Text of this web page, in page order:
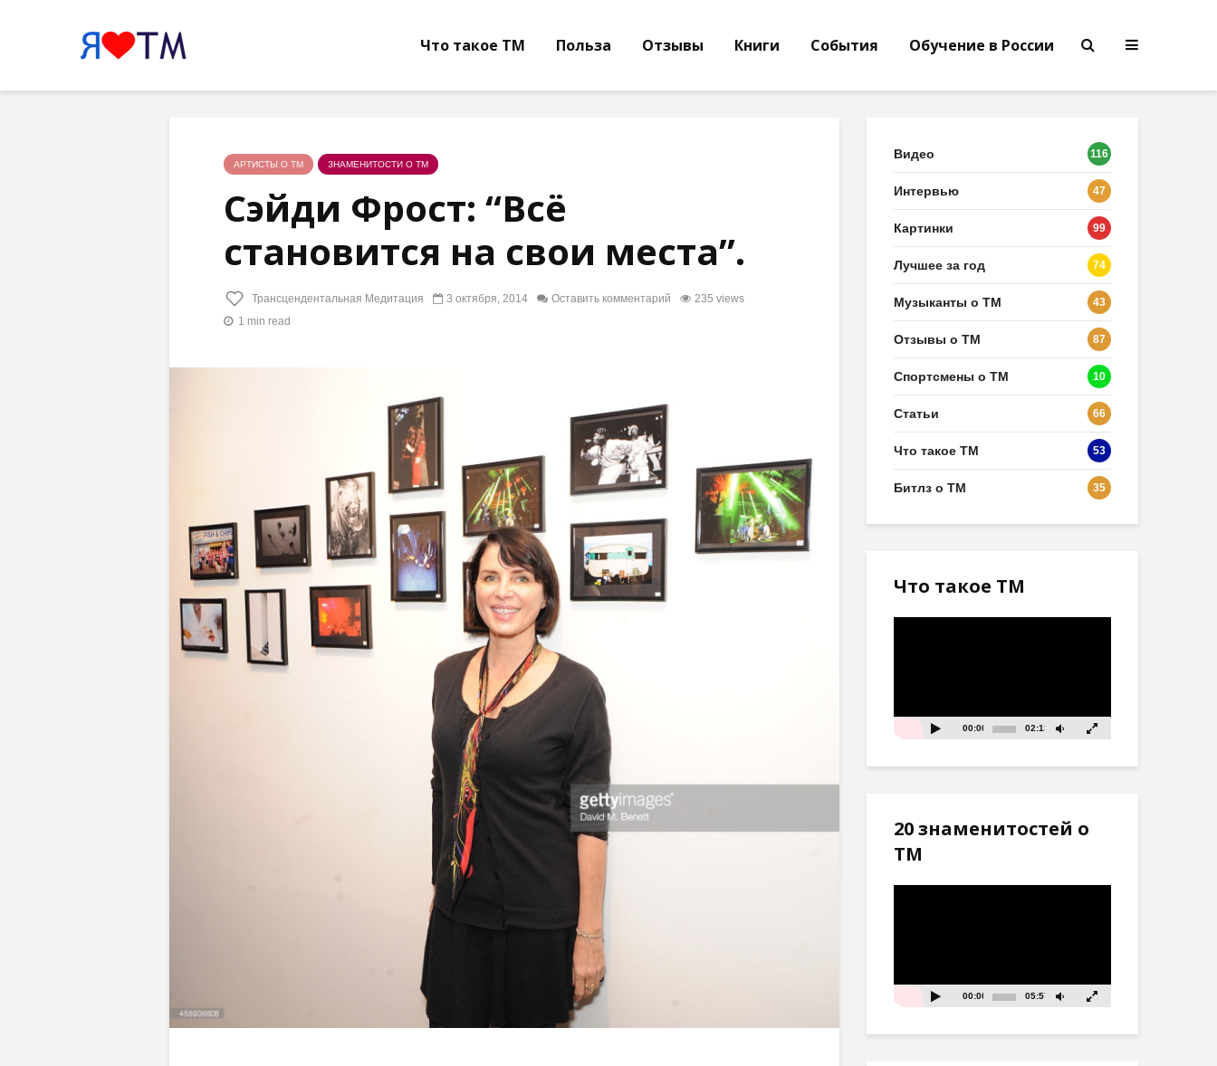
Что такое ТМ Польза Отзывы Книги События Обучение в России
АРТИСТЫ О ТМ ЗНАМЕНИТОСТИ О ТМ
Сэйди Фрост: “Всё
становится на свои места”.
Трансцендентальная Медитация 3 октября, 2014 Оставить комментарий
235 views
1 min read
Видео 116
Интервью 47
Картинки 99
Лучшее за год 74
Музыканты о ТМ 43
Отзывы о ТМ 87
Спортсмены о ТМ 10
Статьи 66
Что такое ТМ 53
Битлз о ТМ 35
Что такое ТМ
00:00 02:13
20 знаменитостей о
ТМ
00:00 05:57